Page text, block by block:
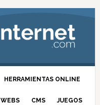
HERRAMIENTAS ONLINE
WEBS CMS JUEGOS